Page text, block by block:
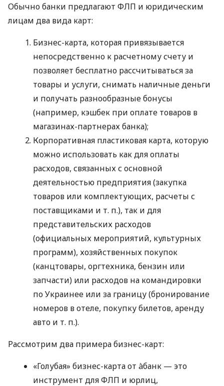
Обычно банки предлагают ФЛП и юридическим
лицам два вида карт:
Бизнес-карта, которая привязывается
непосредственно к расчетному счету и
позволяет бесплатно рассчитываться за
товары и услуги, снимать наличные деньги
и получать разнообразные бонусы
(например, кэшбек при оплате товаров в
магазинах-партнерах банка);
Корпоративная пластиковая карта, которую
можно использовать как для оплаты
расходов, связанных с основной
деятельностью предприятия (закупка
товаров или комплектующих, расчеты с
поставщиками и т. п.), так и для
представительских расходов
(официальных мероприятий, культурных
программ), хозяйственных покупок
(канцтовары, оргтехника, бензин или
запчасти) или расходов на командировки
по Украинее или за границу (бронирование
номеров в отеле, покупку билетов, аренду
авто и т. п.).
Рассмотрим два примера бизнес-карт:
«Голубая» бизнес-карта от àбанк — это
инструмент для ФЛП и юрлиц,